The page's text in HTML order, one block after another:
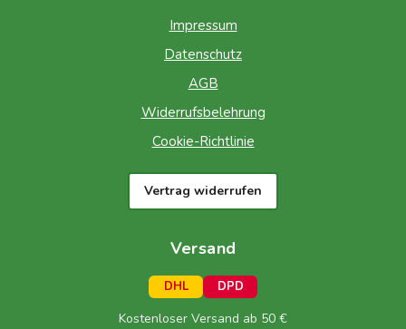
Impressum
Datenschutz
AGB
Widerrufsbelehrung
Cookie-Richtlinie
Vertrag widerrufen
Versand
DHL DPD
Kostenloser Versand ab 50 €